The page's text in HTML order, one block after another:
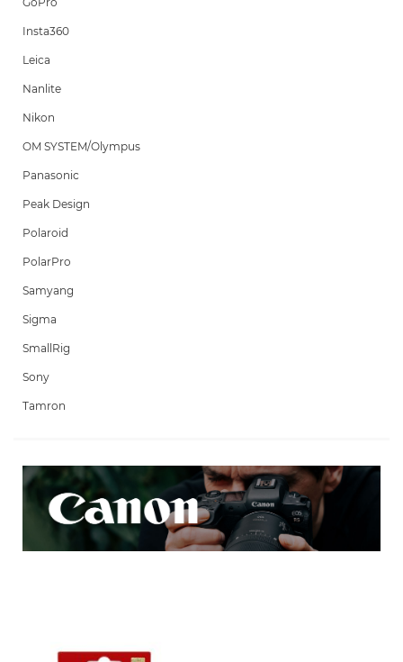
Insta360
Leica
Nanlite
Nikon
OM SYSTEM/Olympus
Panasonic
Peak Design
Polaroid
PolarPro
Samyang
Sigma
SmallRig
Sony
Tamron